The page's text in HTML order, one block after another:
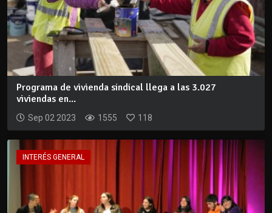
Programa de vivienda sindical llega a las 3.027
viviendas en...
Sep 02 2023 1555 118
INTERÉS GENERAL